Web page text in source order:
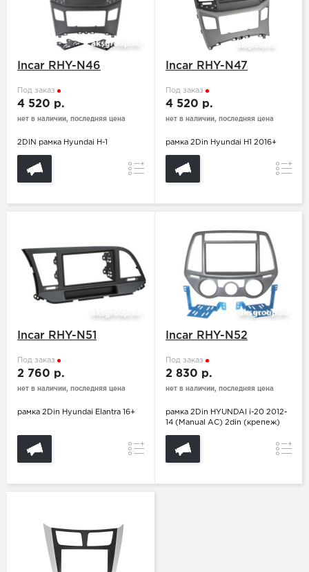
Incar RHY-N46
Под заказ
4 520 р.
нет в наличии, последняя цена
2DIN рамка Hyundai H-1
Сравнение
Incar RHY-N47
Под заказ
4 520 р.
нет в наличии, последняя цена
рамка 2Din Hyundai H1 2016+
Incar RHY-N51
Под заказ
2 760 р.
нет в наличии, последняя цена
рамка 2Din Hyundai Elantra 16+
Сравнение
Incar RHY-N52
Под заказ
2 830 р.
нет в наличии, последняя цена
рамка 2Din HYUNDAI i-20 2012-
14 (Manual AC) 2din (крепеж)